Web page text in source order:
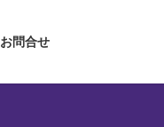
お問合せ